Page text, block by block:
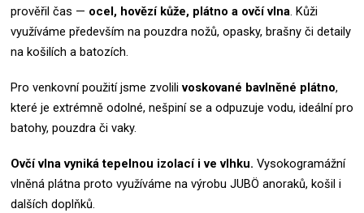
prověřil čas — ocel, hovězí kůže, plátno a ovčí vlna. Kůži
využíváme především na pouzdra nožů, opasky, brašny či detaily
na košilích a batozích.
Pro venkovní použití jsme zvolili voskované bavlněné plátno,
které je extrémně odolné, nešpiní se a odpuzuje vodu, ideální pro
batohy, pouzdra či vaky.
Ovčí vlna vyniká tepelnou izolací i ve vlhku. Vysokogramážní
vlněná plátna proto využíváme na výrobu JUBÖ anoraků, košil i
dalších doplňků.